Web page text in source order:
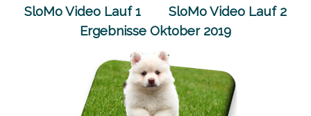
SloMo Video Lauf 1
SloMo Video Lauf 2
Ergebnisse Oktober 2019